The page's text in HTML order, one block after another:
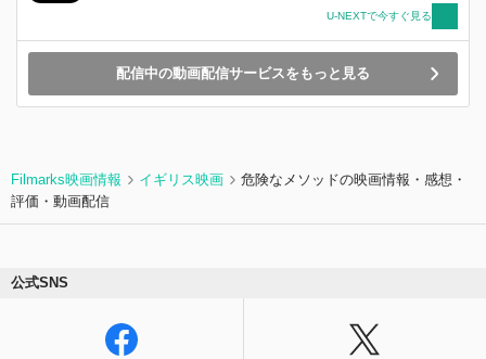
U-NEXTで今すぐ見る
配信中の動画配信サービスをもっと見る
Filmarks映画情報 イギリス映画
危険なメソッドの映画情報・感想・
評価・動画配信
公式SNS